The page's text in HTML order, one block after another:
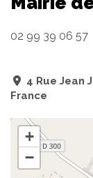
02 99 39 06 57
4 Rue Jean
France
+
−